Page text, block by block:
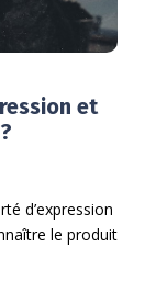
et
d’expression
le produit